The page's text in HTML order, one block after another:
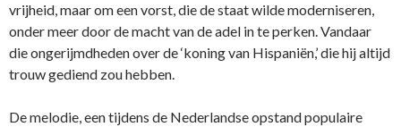
vrijheid, maar om een vorst, die de staat wilde moderniseren,
onder meer door de macht van de adel in te perken. Vandaar
die ongerijmdheden over de ‘koning van Hispaniën,’ die hij altijd
trouw gediend zou hebben.
De melodie, een tijdens de Nederlandse opstand populaire